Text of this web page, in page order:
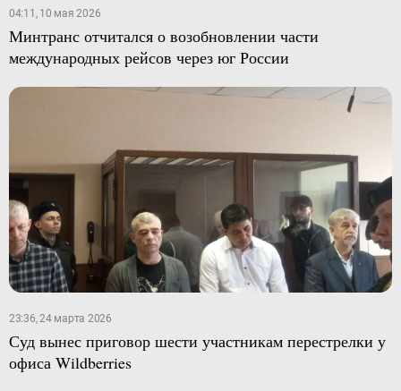
04:11, 10 мая 2026
Минтранс отчитался о возобновлении части
международных рейсов через юг России
23:36, 24 марта 2026
Суд вынес приговор шести участникам перестрелки у
офиса Wildberries